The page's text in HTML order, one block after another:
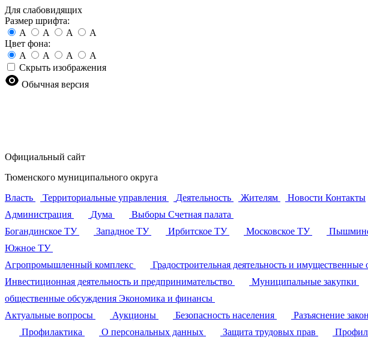
Для слабовидящих
Размер шрифта:
A
A A
A
Цвет фона:
A
A A
A
Скрыть изображения
Обычная версия
Официальный сайт
Тюменского муниципального округа
Власть
Территориальные управления Деятельность Жителям Новости Контакты
Администрация
Дума Выборы Счетная палата
Богандинское ТУ
Западное ТУ Ирбитское ТУ Московское ТУ
Южное ТУ
Агропромышленный комплекс
Градостроительная деятельность и
Инвестиционная деятельность и предпринимательство
Муниципальные закупки
общественные обсуждения Экономика и финансы
Актуальные вопросы
Аукционы Безопасность населения Разъяснение
Профилактика
О персональных данных Защита трудовых прав